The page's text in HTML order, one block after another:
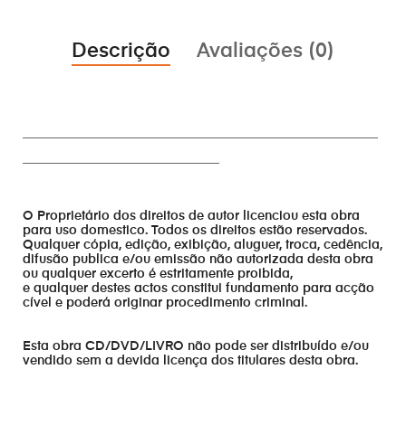
Descrição Avaliações (0)
O Proprietário dos direitos de autor licenciou esta obra
para uso domestico. Todos os direitos estão reservados.
Qualquer cópia, edição, exibição, aluguer, troca, cedência,
difusão publica e/ou emissão não autorizada desta obra
ou qualquer excerto é estritamente proibida,
e qualquer destes actos constitui fundamento para acção
cível e poderá originar procedimento criminal.
Esta obra CD/DVD/LIVRO não pode ser distribuído e/ou
vendido sem a devida licença dos titulares desta obra.